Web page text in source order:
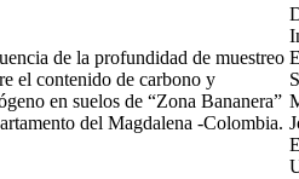
de la profundidad de muestreo
el contenido de carbono y
en suelos de “Zona Bananera”
del Magdalena -Colombia.